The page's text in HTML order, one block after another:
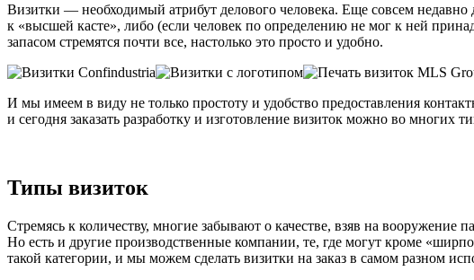
Визитки — необходимый атрибут делового человека. Еще совсем
к «высшей касте», либо (если человек по определению не мог к ней
запасом стремятся почти все, настолько это просто и удобно.
И мы имеем в виду не только простоту и удобство предоставления
и сегодня заказать разработку и изготовление визиток можно во многих
Типы визиток
Стремясь к количеству, многие забывают о качестве, взяв на
Но есть и другие производственные компании, те, где могут кроме
такой категории, и мы можем сделать визитки на заказ в самом разном